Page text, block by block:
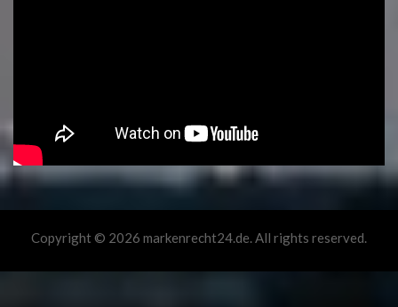
Copyright © 2026 markenrecht24.de. All rights reserved.